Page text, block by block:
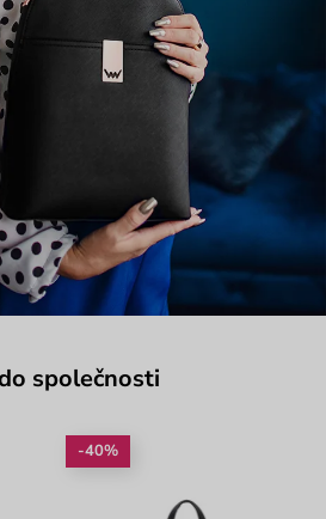
společnosti
-40%